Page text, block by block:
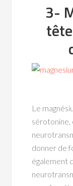
3-
Le
sérotonine,
donner de
également